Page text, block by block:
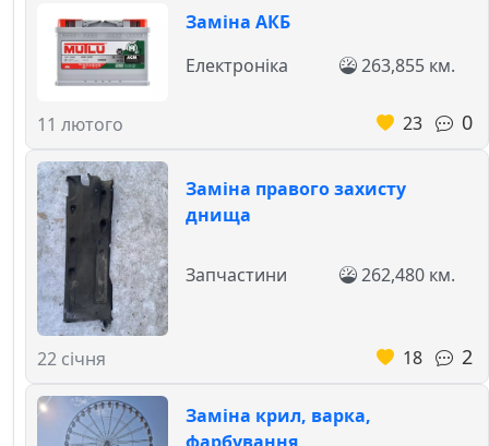
Заміна АКБ
11 лютого
Електроніка 263,855 км.
23 0
Заміна правого захисту
днища
22 січня
Запчастини 262,480 км.
18 2
Заміна крил, варка,